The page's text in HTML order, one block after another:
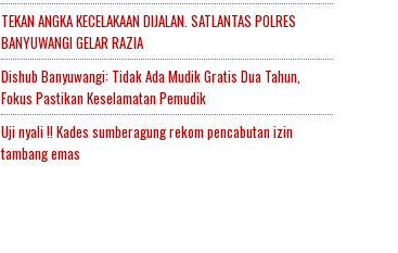
TEKAN ANGKA KECELAKAAN DIJALAN. SATLANTAS POLRES
BANYUWANGI GELAR RAZIA
Dishub Banyuwangi: Tidak Ada Mudik Gratis Dua Tahun,
Fokus Pastikan Keselamatan Pemudik
Uji nyali !! Kades sumberagung rekom pencabutan izin
tambang emas